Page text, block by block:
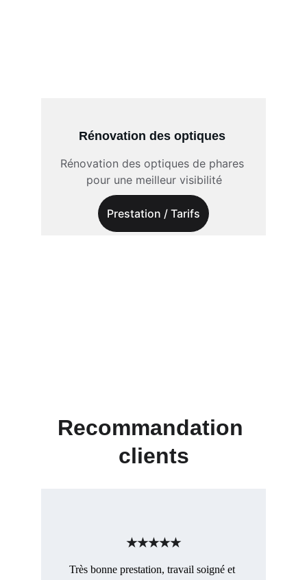
Rénovation des optiques de phares
pour une meilleur visibilité
Rénovation des optiques
Prestation / Tarifs
Recommandation
clients
Très bonne prestation, travail soigné et
★★★★★